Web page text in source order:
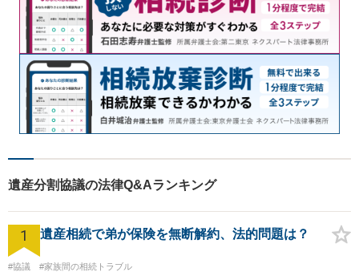
遺産分割協議の法律Q&Aランキング
1 遺産相続で弟が保険を無断解約、法的問題は？
#協議 #家族間の相続トラブル